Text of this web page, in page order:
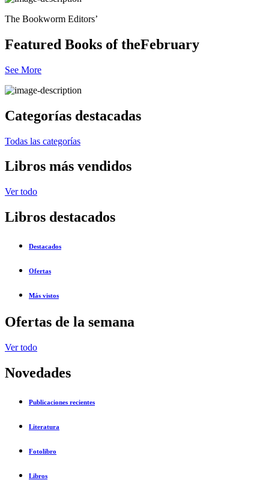
The Bookworm Editors’
Featured Books of theFebruary
See More
Categorías destacadas
Todas las categorías
Libros más vendidos
Ver todo
Libros destacados
Destacados
Ofertas
Más vistos
Ofertas de la semana
Ver todo
Novedades
Publicaciones recientes
Literatura
Fotolibro
Libros